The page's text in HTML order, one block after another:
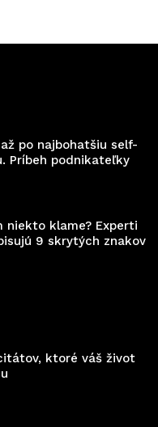
po najbohatšiu self-
Príbeh podnikateľky
niekto klame? Experti
9 skrytých znakov
ktoré váš život